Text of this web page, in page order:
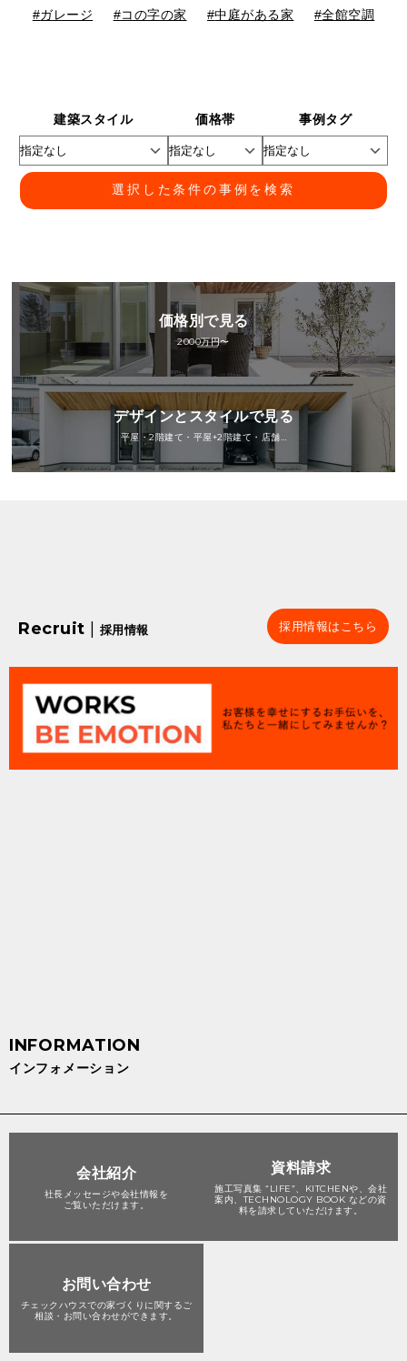
ガレージ コの字の家 中庭がある家 全館空調
建築スタイル 価格帯 事例タグ
選択した条件の事例を検索
価格別で見る
2000万円〜
デザインとスタイルで見る
平屋・2階建て・平屋+2階建て・店舗…
Recruit 採用情報 採用情報はこちら
インフォメーション
会社紹介
社長メッセージや会社情報を
ご覧いただけます。
資料請求
施工写真集 “LIFE”、KITCHENや、会社
案内、TECHNOLOGY BOOK などの資
料を請求していただけます。
お問い合わせ
チェックハウスでの家づくりに関する ご
相談・お問い合わせができます。